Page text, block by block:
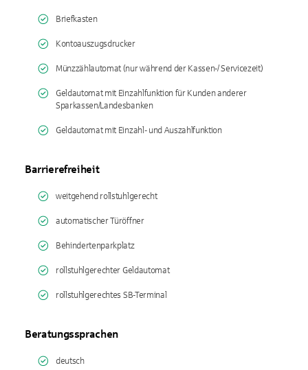
Briefkasten
Kontoauszugsdrucker
Münzzählautomat (nur während der Kassen-/ Servicezeit)
Geldautomat mit Einzahlfunktion für Kunden anderer
Sparkassen/Landesbanken
Geldautomat mit Einzahl- und Auszahlfunktion
Barrierefreiheit
weitgehend rollstuhlgerecht
automatischer Türöffner
Behindertenparkplatz
rollstuhlgerechter Geldautomat
rollstuhlgerechtes SB-Terminal
Beratungssprachen
deutsch